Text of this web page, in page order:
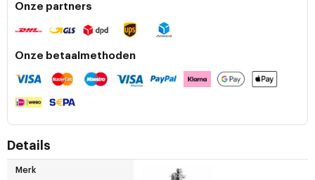
Onze partners
Onze betaalmethoden
Details
Merk